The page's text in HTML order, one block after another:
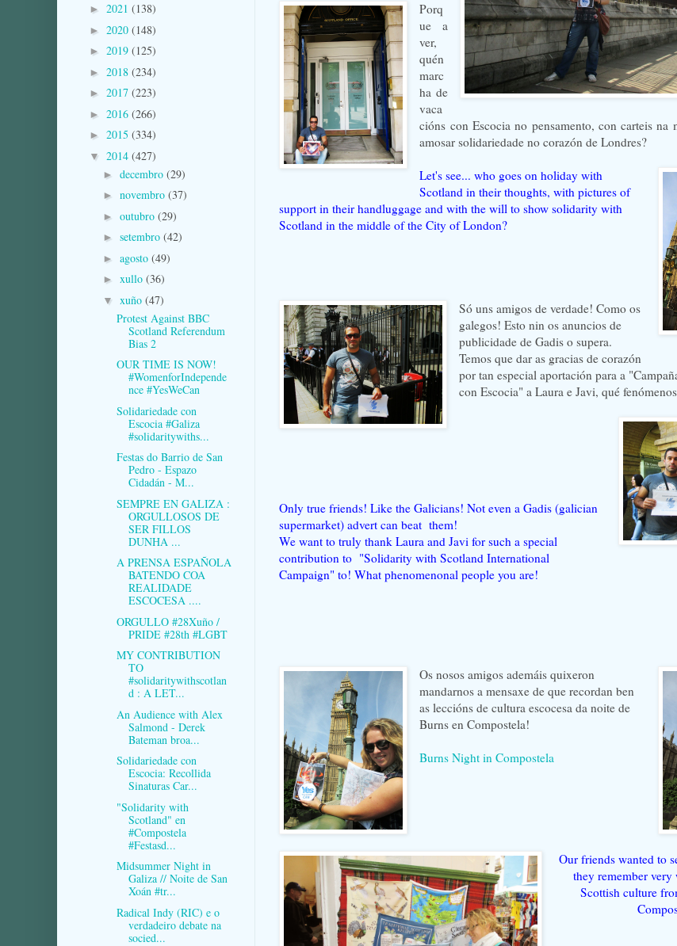
Porq
ue a
ver,
quén
marc
ha de
vaca
cións con Escocia no pensamento, con carteis na
amosar solidariedade no corazón de Londres?
Let's see... who goes on holiday with
Scotland in their thoughts, with pictures of
support in their handluggage and with the will to show solidarity with
Scotland in the middle of the City of London?
Só uns amigos de verdade! Como os
galegos! Esto nin os anuncios de
publicidade de Gadis o supera.
Temos que dar as gracias de corazón
por tan especial aportación para a
con Escocia" a Laura e Javi, qué
Only true friends! Like the Galicians! Not even a Gadis (galician
supermarket) advert can beat them!
We want to truly thank Laura and Javi for such a special
contribution to "Solidarity with Scotland International
Campaign" to! What phenomenonal people you are!
Os nosos amigos ademáis quixeron
mandarnos a mensaxe de que recordan ben
as leccións de cultura escocesa da noite de
Burns en Compostela!
Burns Night in Compostela
Our friends wanted to
they remember
Scottish culture
► 2021 (138)
► 2020 (148)
► 2019 (125)
► 2018 (234)
► 2017 (223)
► 2016 (266)
► 2015 (334)
▼ 2014 (427)
► decembro (29)
► novembro (37)
► outubro (29)
► setembro (42)
► agosto (49)
► xullo (36)
▼ xuño (47)
Protest Against BBC
Scotland Referendum
Bias 2
OUR TIME IS NOW!
#WomenforIndepende
nce #YesWeCan
Solidariedade con
Escocia #Galiza
#solidaritywiths...
Festas do Barrio de San
Pedro - Espazo
Cidadán - M...
SEMPRE EN GALIZA :
ORGULLOSOS DE
SER FILLOS
DUNHA ...
A PRENSA ESPAÑOLA
BATENDO COA
REALIDADE
ESCOCESA ....
ORGULLO #28Xuño /
PRIDE #28th #LGBT
MY CONTRIBUTION
TO
#solidaritywithscotlan
d : A LET...
An Audience with Alex
Salmond - Derek
Bateman broa...
Solidariedade con
Escocia: Recollida
Sinaturas Car...
"Solidarity with
Scotland" en
#Compostela
#Festasd...
Midsummer Night in
Galiza // Noite de San
Xoán #tr...
Radical Indy (RIC) e o
verdadeiro debate na
socied...